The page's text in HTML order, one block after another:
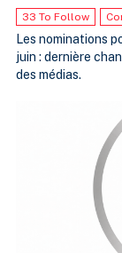
33 To Follow
Les nominations
juin : dernière
des médias.